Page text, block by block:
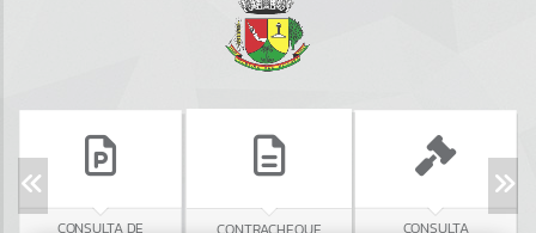
CONSULTA DE
CONSULTA